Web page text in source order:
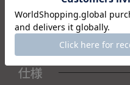
予めご了承くださいませ。
仕様